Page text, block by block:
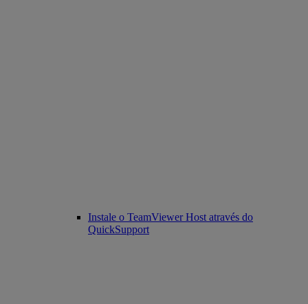
Instale o TeamViewer Host através do
QuickSupport